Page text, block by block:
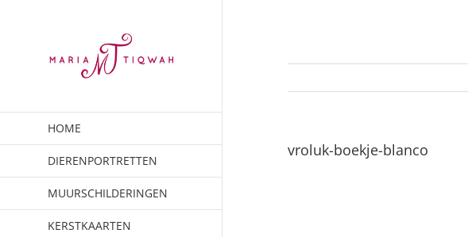
HOME
DIERENPORTRETTEN
MUURSCHILDERINGEN
KERSTKAARTEN
vroluk-boekje-blanco